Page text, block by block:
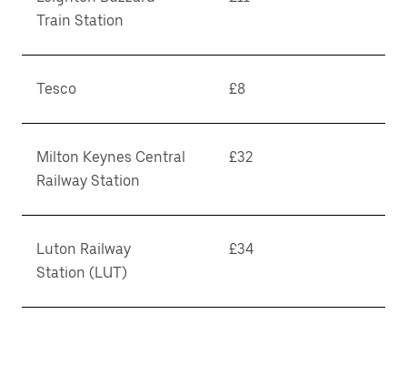
Train Station
Tesco £8
Milton Keynes Central
Railway Station
£32
Luton Railway
Station (LUT)
£34